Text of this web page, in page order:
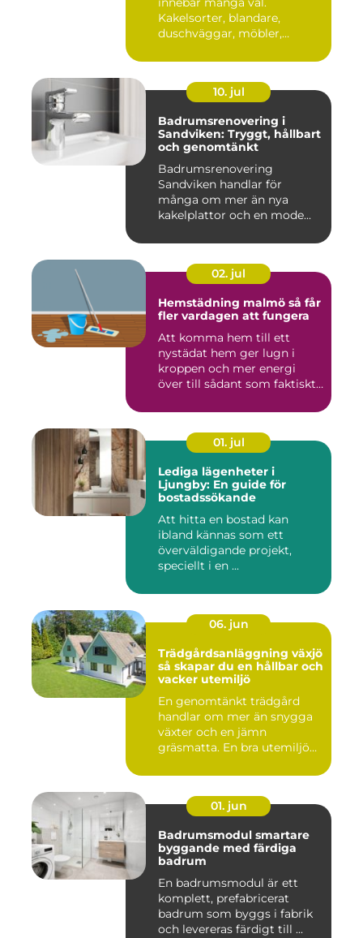
Kakelsorter, blandare,
duschväggar, möbler,
10. jul
Badrumsrenovering i
Sandviken: Tryggt, hållbart
och genomtänkt
Badrumsrenovering
Sandviken handlar för
många om mer än nya
kakelplattor och en mode...
02. jul
Hemstädning malmö så får
fler vardagen att fungera
Att komma hem till ett
nystädat hem ger lugn i
kroppen och mer energi
över till sådant som faktiskt
01. jul
Lediga lägenheter i
Ljungby: En guide för
bostadssökande
Att hitta en bostad kan
ibland kännas som ett
överväldigande projekt,
speciellt i en ...
06. jun
Trädgårdsanläggning växjö
så skapar du en hållbar och
vacker utemiljö
En genomtänkt trädgård
handlar om mer än snygga
växter och en jämn
gräsmatta. En bra utemiljö
01. jun
Badrumsmodul smartare
byggande med färdiga
badrum
En badrumsmodul är ett
komplett, prefabricerat
badrum som byggs i fabrik
och levereras färdigt till ...